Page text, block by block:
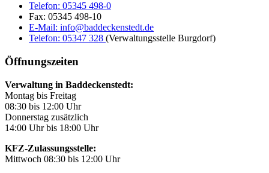
Telefon: 05345 498-0
Fax: 05345 498-10
E-Mail: info@baddeckenstedt.de
Telefon: 05347 328 (Verwaltungsstelle Burgdorf)
Öffnungszeiten
Verwaltung in Baddeckenstedt:
Montag bis Freitag
08:30 bis 12:00 Uhr
Donnerstag zusätzlich
14:00 Uhr bis 18:00 Uhr
KFZ-Zulassungsstelle:
Mittwoch 08:30 bis 12:00 Uhr